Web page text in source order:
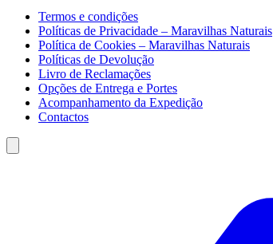
Termos e condições
Políticas de Privacidade – Maravilhas Naturais
Política de Cookies – Maravilhas Naturais
Políticas de Devolução
Livro de Reclamações
Opções de Entrega e Portes
Acompanhamento da Expedição
Contactos